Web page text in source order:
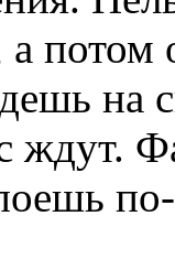
а
на
ждут.